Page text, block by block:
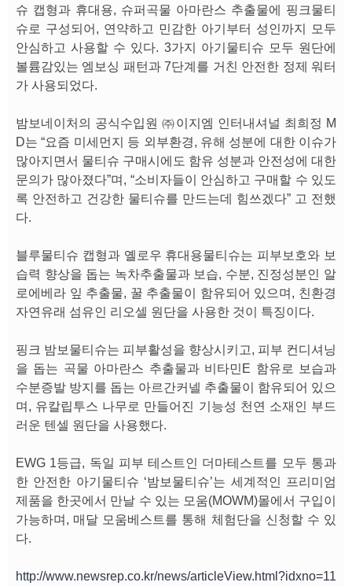
슈 캡형과 휴대용, 슈퍼곡물 아마란스 추출물에 핑크물티
슈로 구성되어, 연약하고 민감한 아기부터 성인까지 모두
안심하고 사용할 수 있다. 3가지 아기물티슈 모두 원단에
볼륨감있는 엠보싱 패턴과 7단계를 거친 안전한 정제 워터
가 사용되었다.
밤보네이처의 공식수입원 ㈜이지엠 인터내셔널 최희정 M
D는 “요즘 미세먼지 등 외부환경, 유해 성분에 대한 이슈가
많아지면서 물티슈 구매시에도 함유 성분과 안전성에 대한
문의가 많아졌다”며, “소비자들이 안심하고 구매할 수 있도
록 안전하고 건강한 물티슈를 만드는데 힘쓰겠다” 고 전했
다.
블루물티슈 캡형과 옐로우 휴대용물티슈는 피부보호와 보
습력 향상을 돕는 녹차추출물과 보습, 수분, 진정성분인 알
로에베라 잎 추출물, 꿀 추출물이 함유되어 있으며, 친환경
자연유래 섬유인 리오셀 원단을 사용한 것이 특징이다.
핑크 밤보물티슈는 피부활성을 향상시키고, 피부 컨디셔닝
을 돕는 곡물 아마란스 추출물과 비타민E 함유로 보습과
수분증발 방지를 돕는 아르간커넬 추출물이 함유되어 있으
며, 유칼립투스 나무로 만들어진 기능성 천연 소재인 부드
러운 텐셀 원단을 사용했다.
EWG 1등급, 독일 피부 테스트인 더마테스트를 모두 통과
한 안전한 아기물티슈 ‘밤보물티슈’는 세계적인 프리미엄
제품을 한곳에서 만날 수 있는 모움(MOWM)몰에서 구입이
가능하며, 매달 모움베스트를 통해 체험단을 신청할 수 있
다.
http://www.newsrep.co.kr/news/articleView.html?idxno=11